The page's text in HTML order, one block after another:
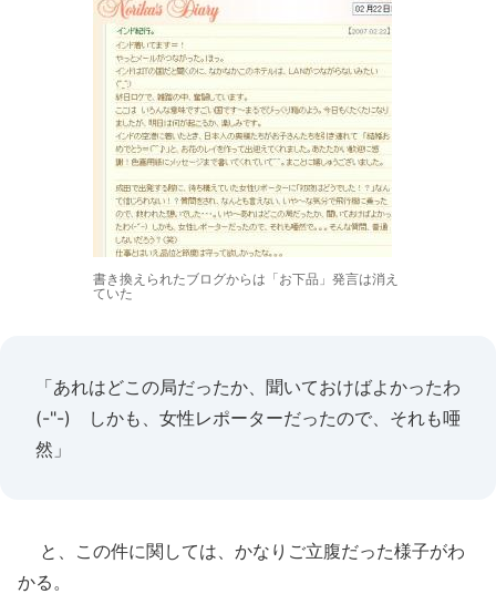
書き換えられたブログからは「お下品」発言は消え
ていた
「あれはどこの局だったか、聞いておけばよかったわ
(-"-) しかも、女性レポーターだったので、それも唖
然」
と、この件に関しては、かなりご立腹だった様子がわ
かる。